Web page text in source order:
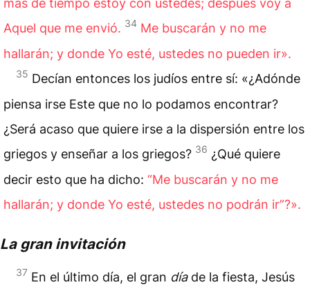
más de tiempo estoy con ustedes; después voy a
Aquel que me envió. 34 Me buscarán y no me
hallarán; y donde Yo esté, ustedes no pueden ir».
35 Decían entonces los judíos entre sí: «¿Adónde
piensa irse Este que no lo podamos encontrar?
¿Será acaso que quiere irse a la dispersión entre los
griegos y enseñar a los griegos? 36 ¿Qué quiere
decir esto que ha dicho: “Me buscarán y no me
hallarán; y donde Yo esté, ustedes no podrán ir”?».
La gran invitación
37 En el último día, el gran díade la fiesta, Jesús